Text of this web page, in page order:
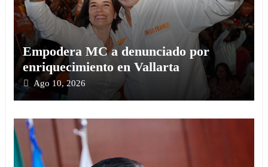
Empodera MC a denunciado por
enriquecimiento en Vallarta
Ago 10, 2026